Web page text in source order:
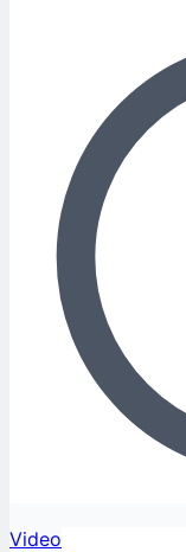
Video